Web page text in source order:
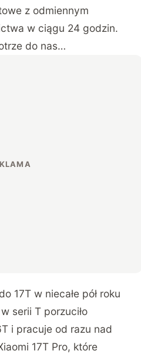
z odmiennym
w ciągu 24 godzin.
do nas…
17T w niecałe pół roku
serii T porzuciło
i pracuje od razu nad
17T Pro, które